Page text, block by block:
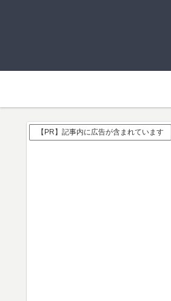
【PR】記事内に広告が含まれています